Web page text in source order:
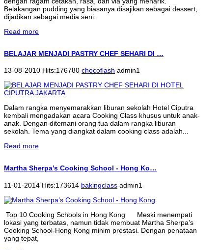
Belakangan pudding yang biasanya disajikan sebagai dessert,
dijadikan sebagai media seni.
Read more
BELAJAR MENJADI PASTRY CHEF SEHARI DI …
13-08-2010 Hits:176780 chocoflash admin1
Dalam rangka menyemarakkan liburan sekolah Hotel Ciputra
kembali mengadakan acara Cooking Class khusus untuk anak-
anak. Dengan ditemani orang tua dalam rangka liburan
sekolah. Tema yang diangkat dalam cooking class adalah...
Read more
Martha Sherpa’s Cooking School - Hong Ko…
11-01-2014 Hits:173614 bakingclass admin1
Top 10 Cooking Schools in Hong Kong Meski menempati
lokasi yang terbatas, namun tidak membuat Martha Sherpa’s
Cooking School-Hong Kong minim prestasi. Dengan penataan
yang tepat,